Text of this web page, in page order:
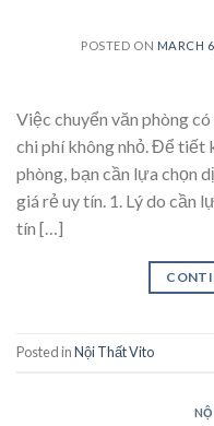
POSTED ON MARCH
Việc chuyển văn phòng
chi phí không nhỏ. Để tiết
phòng, bạn cần lựa chọn
giá rẻ uy tín. 1. Lý do cần
tín […]
Posted inNội Thất Vito